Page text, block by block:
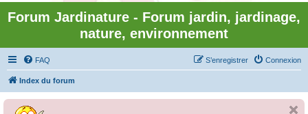
Forum Jardinature - Forum jardin, jardinage,
nature, environnement
FAQ Connexion
S’enregistrer
Index du forum